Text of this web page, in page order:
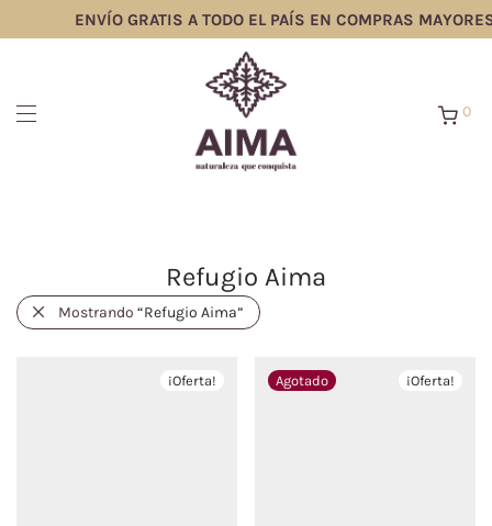
ENVÍO GRATIS A TODO EL PAÍS EN COMPRAS
0
Refugio Aima
Mostrando “Refugio Aima”
¡Oferta! ¡Oferta!